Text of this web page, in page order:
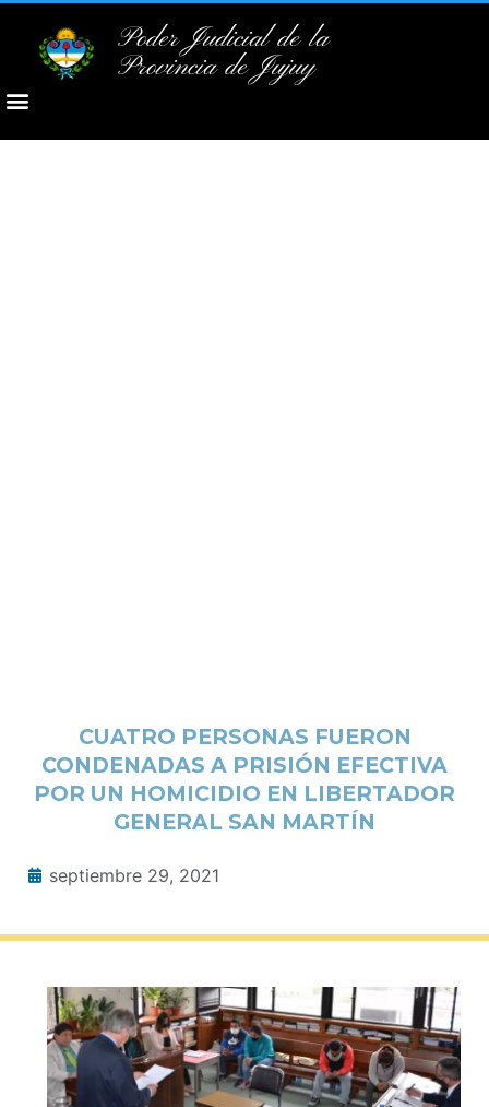
Poder Judicial de la
Provincia de Jujuy
CUATRO PERSONAS FUERON
CONDENADAS A PRISIÓN EFECTIVA
POR UN HOMICIDIO EN LIBERTADOR
GENERAL SAN MARTÍN
septiembre 29, 2021